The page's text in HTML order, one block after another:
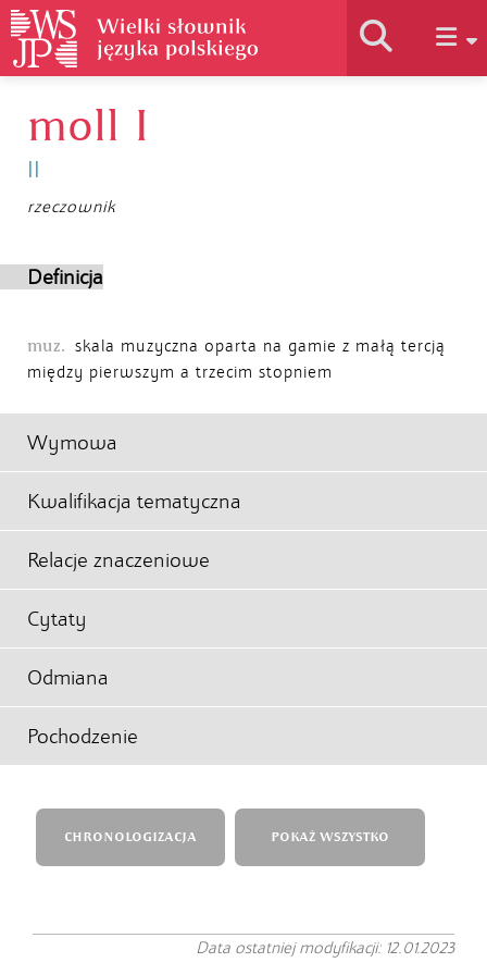
Autorzy
moll I
II
rzeczownik
Definicja
muz. skala muzyczna oparta na gamie z małą tercją
między pierwszym a trzecim stopniem
Wymowa
Kwalifikacja tematyczna
Relacje znaczeniowe
Cytaty
Odmiana
Pochodzenie
CHRONOLOGIZACJA POKAŻ WSZYSTKO
Data ostatniej modyfikacji: 12.01.2023